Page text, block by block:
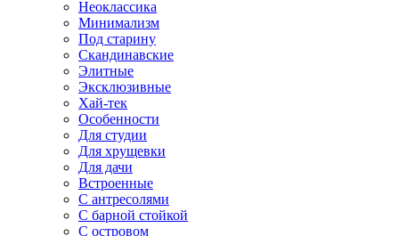
Неоклассика
Минимализм
Под старину
Скандинавские
Элитные
Эксклюзивные
Хай-тек
Особенности
Для студии
Для хрущевки
Для дачи
Встроенные
С антресолями
С барной стойкой
С островом